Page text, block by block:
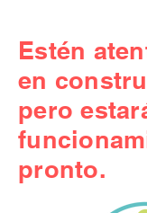
Estén
en
pero
pronto.